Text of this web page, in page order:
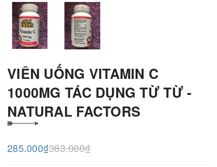
VIÊN UỐNG VITAMIN C
1000MG TÁC DỤNG TỪ TỪ -
NATURAL FACTORS
285.000₫383.000₫